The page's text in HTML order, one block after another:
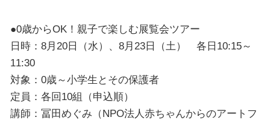
●0歳からOK！親子で楽しむ展覧会ツアー
日時：8月20日（水）、8月23日（土） 各日10:15～
11:30
対象：0歳～小学生とその保護者
定員：各回10組（申込順）
講師：冨田めぐみ（NPO法人赤ちゃんからのアートフ